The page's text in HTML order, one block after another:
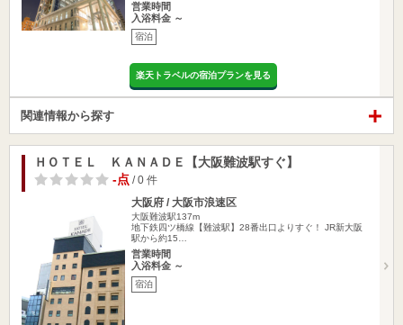
営業時間
入浴料金 ～
宿泊
楽天トラベルの宿泊プランを見る
関連情報から探す
ＨＯＴＥＬ ＫＡＮＡＤＥ【大阪難波駅すぐ】
-点 / 0 件
大阪府 / 大阪市浪速区
大阪難波駅137m
地下鉄四ツ橋線【難波駅】28番出口よりすぐ！ JR新大阪
駅から約15…
営業時間
入浴料金 ～
宿泊